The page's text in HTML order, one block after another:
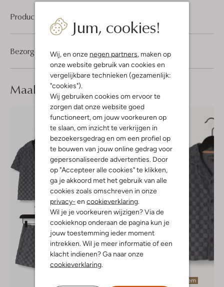
Jum, cookies!
Wij, en onze negen partners , maken op
onze website gebruik van cookies en
vergelijkbare technieken (gezamenlijk:
"cookies").
Wij gebruiken cookies om ervoor te
zorgen dat onze website goed
functioneert, om jouw voorkeuren op
te slaan, om inzicht te verkrijgen in
bezoekersgedrag en om een profiel op
te bouwen van jouw online gedrag voor
gepersonaliseerde advertenties. Door
op "Accepteer alle cookies" te klikken,
ga je akkoord met het gebruik van alle
cookies zoals omschreven in onze
privacy- en cookieverklaring
Wil je je voorkeuren wijzigen? Via de
cookieknop onderaan de pagina kun je
jouw toestemming ieder moment
intrekken. Wil je meer informatie of een
klacht indienen? Ga naar onze
cookieverklaring
Product informatie
Bezorgen & retourneren
Maak jelook compleet
Laatste item